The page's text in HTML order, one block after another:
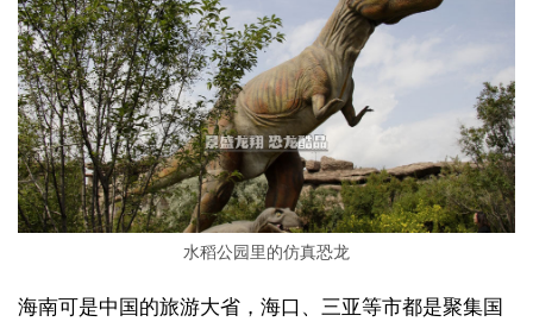
水稻公园里的仿真恐龙
海南可是中国的旅游大省，海口、三亚等市都是聚集国